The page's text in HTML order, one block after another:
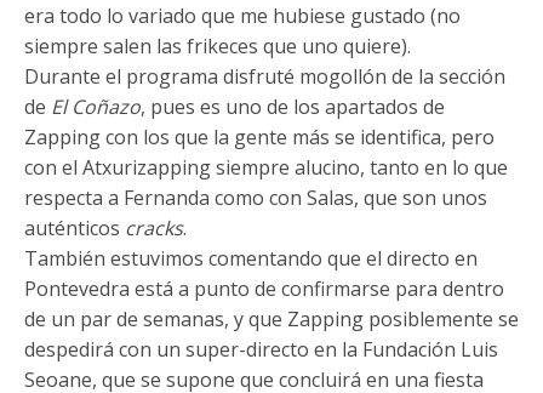
era todo lo variado que me hubiese gustado (no
siempre salen las frikeces que uno quiere).
Durante el programa disfruté mogollón de la sección
de El Coñazo, pues es uno de los apartados de
Zapping con los que la gente más se identifica, pero
con el Atxurizapping siempre alucino, tanto en lo que
respecta a Fernanda como con Salas, que son unos
auténticos cracks.
También estuvimos comentando que el directo en
Pontevedra está a punto de confirmarse para dentro
de un par de semanas, y que Zapping posiblemente se
despedirá con un super-directo en la Fundación Luis
Seoane, que se supone que concluirá en una fiesta